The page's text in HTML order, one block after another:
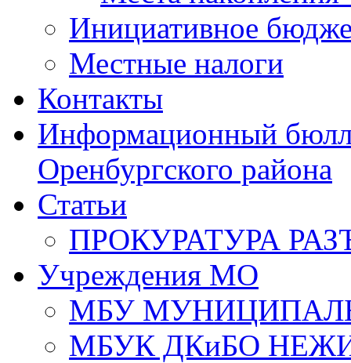
Инициативное
Местные налоги
Контакты
Информационный
Оренбургского района
Статьи
ПРОКУРАТУРА
Учреждения МО
МБУ
МБУК ДКиБО